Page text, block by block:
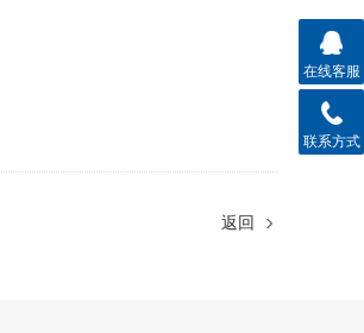
返回
在线客服
联系方式